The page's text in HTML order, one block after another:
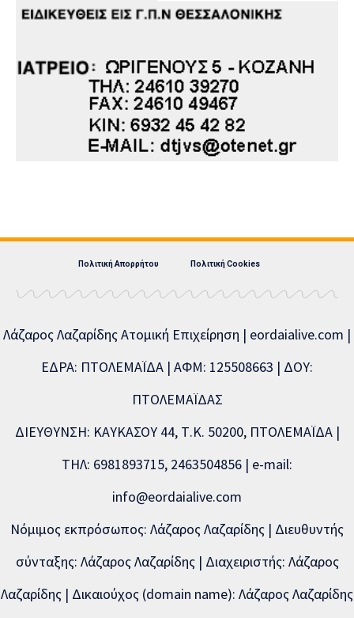
Πολιτική Απορρήτου Πολιτική Cookies
Λάζαρος Λαζαρίδης Ατομική Επιχείρηση | eordaialive.com |
ΕΔΡΑ: ΠΤΟΛΕΜΑΪΔΑ | ΑΦΜ: 125508663 | ΔΟΥ:
ΠΤΟΛΕΜΑΪΔΑΣ
ΔΙΕΥΘΥΝΣΗ: ΚΑΥΚΑΣΟΥ 44, Τ.Κ. 50200, ΠΤΟΛΕΜΑΪΔΑ |
ΤΗΛ: 6981893715, 2463504856 | e-mail:
info@eordaialive.com
Νόμιμος εκπρόσωπος: Λάζαρος Λαζαρίδης | Διευθυντής
σύνταξης: Λάζαρος Λαζαρίδης | Διαχειριστής: Λάζαρος
Λαζαρίδης | Δικαιούχος (domain name): Λάζαρος Λαζαρίδης